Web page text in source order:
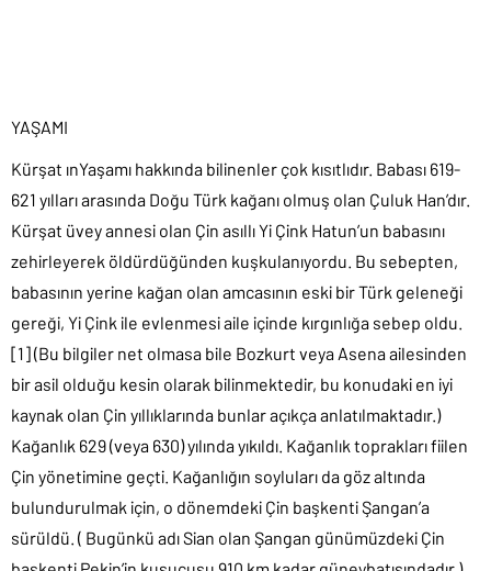
YAŞAMI
Kürşat ınYaşamı hakkında bilinenler çok kısıtlıdır. Babası 619-
621 yılları arasında Doğu Türk kağanı olmuş olan Çuluk Han’dır.
Kürşat üvey annesi olan Çin asıllı Yi Çink Hatun’un babasını
zehirleyerek öldürdüğünden kuşkulanıyordu. Bu sebepten,
babasının yerine kağan olan amcasının eski bir Türk geleneği
gereği, Yi Çink ile evlenmesi aile içinde kırgınlığa sebep oldu.
[1] (Bu bilgiler net olmasa bile Bozkurt veya Asena ailesinden
bir asil olduğu kesin olarak bilinmektedir, bu konudaki en iyi
kaynak olan Çin yıllıklarında bunlar açıkça anlatılmaktadır.)
Kağanlık 629 (veya 630) yılında yıkıldı. Kağanlık toprakları fiilen
Çin yönetimine geçti. Kağanlığın soyluları da göz altında
bulundurulmak için, o dönemdeki Çin başkenti Şangan’a
sürüldü. ( Bugünkü adı Sian olan Şangan günümüzdeki Çin